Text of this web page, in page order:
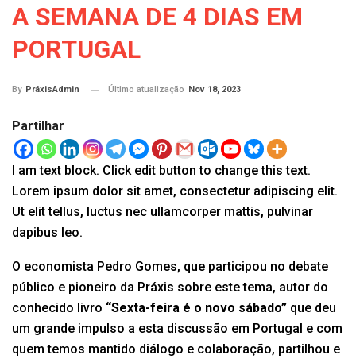
A SEMANA DE 4 DIAS EM
PORTUGAL
By PráxisAdmin Último atualização Nov 18, 2023
Partilhar
I am text block. Click edit button to change this text.
Lorem ipsum dolor sit amet, consectetur adipiscing elit.
Ut elit tellus, luctus nec ullamcorper mattis, pulvinar
dapibus leo.
O economista Pedro Gomes, que participou no debate
público e pioneiro da Práxis sobre este tema, autor do
conhecido livro “Sexta-feira é o novo sábado” que deu
um grande impulso a esta discussão em Portugal e com
quem temos mantido diálogo e colaboração, partilhou e